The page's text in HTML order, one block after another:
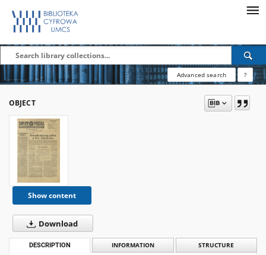
Advanced search ?
OBJECT
Show content
Download
DESCRIPTION INFORMATION STRUCTURE